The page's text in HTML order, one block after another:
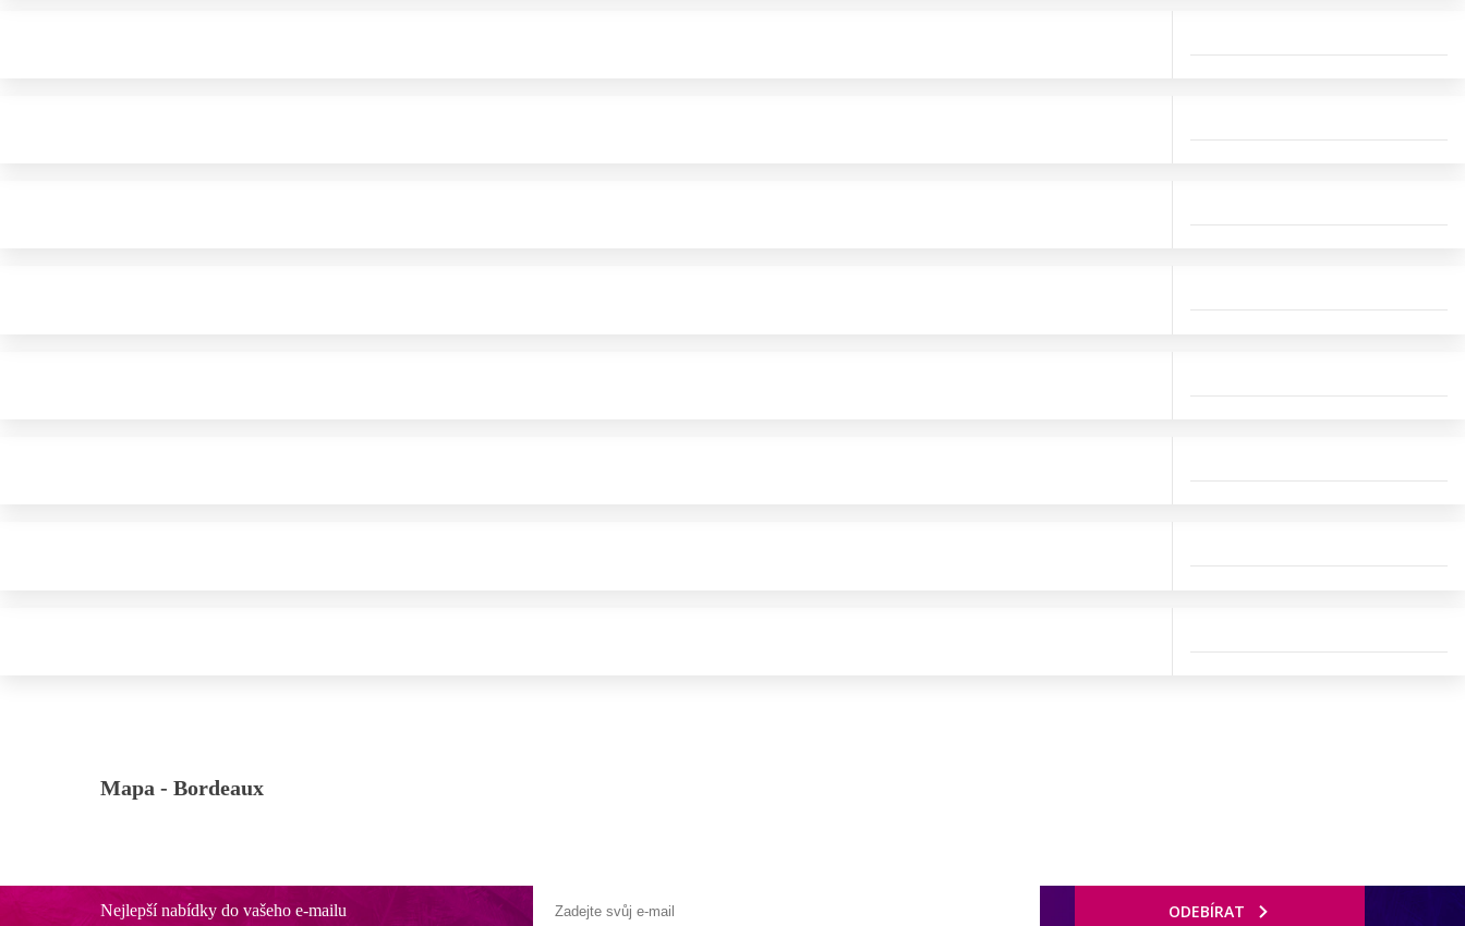
Mapa - Bordeaux
Nejlepší nabídky do vašeho e-mailu ODEBÍRAT